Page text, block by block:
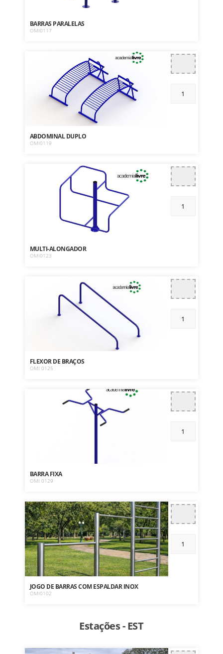
BARRAS PARALELAS
OMI0117
ABDOMINAL DUPLO
OMI0119
MULTI-ALONGADOR
OMI0123
FLEXOR DE BRAÇOS
OMI 0125
BARRA FIXA
OMI 0129
JOGO DE BARRAS COM ESPALDAR INOX
OMI0102
Estações - EST